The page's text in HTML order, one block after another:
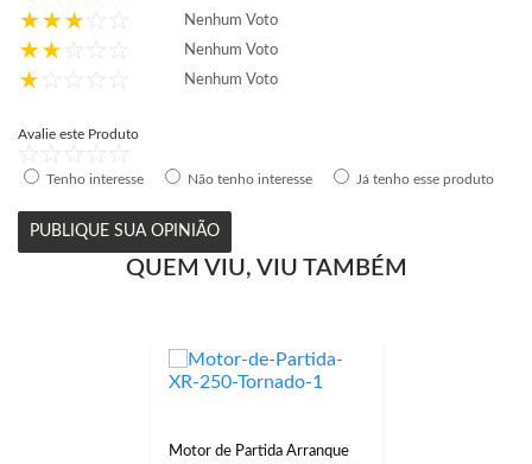
Nenhum Voto
Nenhum Voto
Nenhum Voto
Avalie este Produto
Tenho interesse Não tenho interesse Já tenho esse produto
PUBLIQUE SUA OPINIÃO
QUEM VIU, VIU TAMBÉM
Motor de Partida Arranque